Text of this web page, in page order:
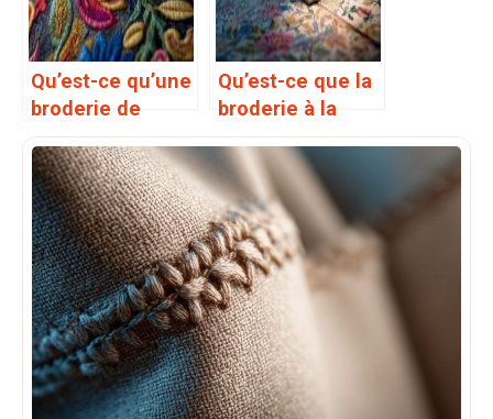
Qu’est-ce qu’une
broderie de
crewel
Qu’est-ce que la
broderie à la
main et à la
machine
combinée